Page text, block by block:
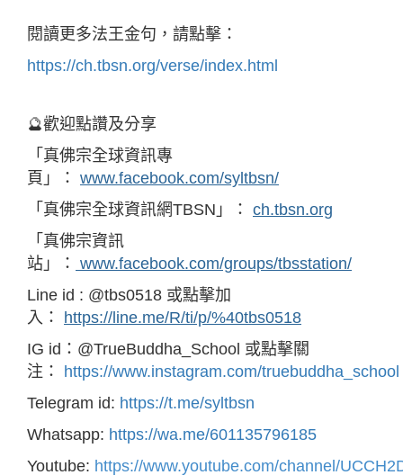
閱讀更多法王金句，請點擊：
https://ch.tbsn.org/verse/index.html
🔮歡迎點讚及分享
「真佛宗全球資訊專
頁」： www.facebook.com/syltbsn/
「真佛宗全球資訊網TBSN」： ch.tbsn.org
「真佛宗資訊
站」： www.facebook.com/groups/tbsstation/
Line id : @tbs0518 或點擊加
入： https://line.me/R/ti/p/%40tbs0518
IG id：@TrueBuddha_School 或點擊關
注： https://www.instagram.com/truebuddha_school
Telegram id: https://t.me/syltbsn
Whatsapp: https://wa.me/601135796185
Youtube: https://www.youtube.com/channel/